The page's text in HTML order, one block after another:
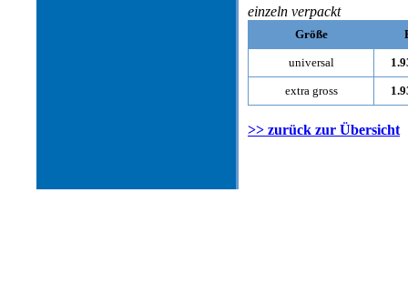
einzeln verpackt
Größe
universal
extra gross
>> zurück zur Übersicht